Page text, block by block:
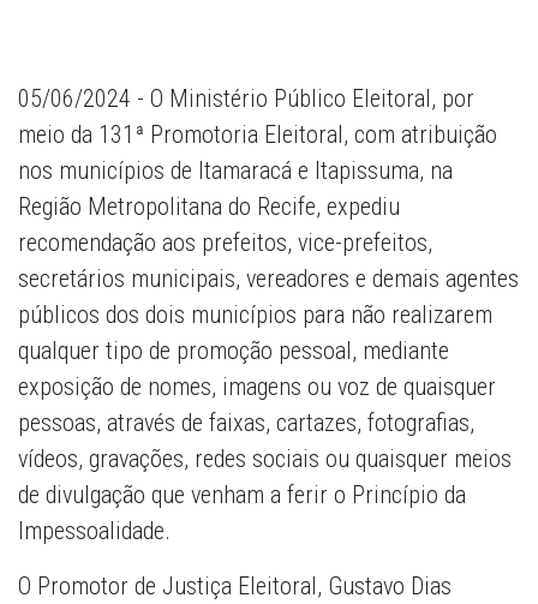
05/06/2024 - O Ministério Público Eleitoral, por
meio da 131ª Promotoria Eleitoral, com atribuição
nos municípios de Itamaracá e Itapissuma, na
Região Metropolitana do Recife, expediu
recomendação aos prefeitos, vice-prefeitos,
secretários municipais, vereadores e demais agentes
públicos dos dois municípios para não realizarem
qualquer tipo de promoção pessoal, mediante
exposição de nomes, imagens ou voz de quaisquer
pessoas, através de faixas, cartazes, fotografias,
vídeos, gravações, redes sociais ou quaisquer meios
de divulgação que venham a ferir o Princípio da
Impessoalidade.
O Promotor de Justiça Eleitoral, Gustavo Dias